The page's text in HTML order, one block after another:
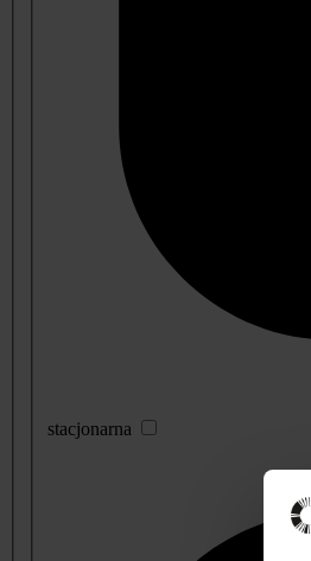
stacjonarna